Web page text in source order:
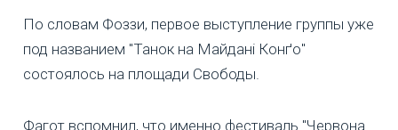
По словам Фоззи, первое выступление группы уже
под названием "Танок на Майдані Конґо"
состоялось на площади Свободы.
Фагот вспомнил, что именно фестиваль "Червона